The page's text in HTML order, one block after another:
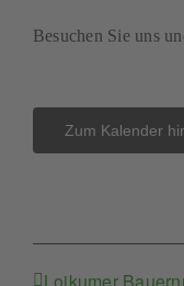
Besuchen Sie uns
Zum Kalender